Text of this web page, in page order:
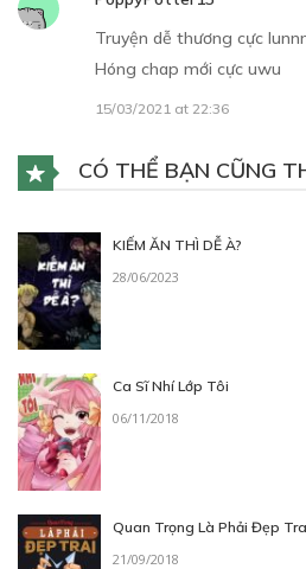
Truyện dễ thương cực
Hóng chap mới cực uwu
15/03/2021 at 22:36
CÓ THỂ BẠN CŨNG
KIẾM ĂN THÌ DỄ À?
28/06/2023
Ca Sĩ Nhí Lớp Tôi
06/11/2018
Quan Trọng Là Phải Đẹp
21/09/2018